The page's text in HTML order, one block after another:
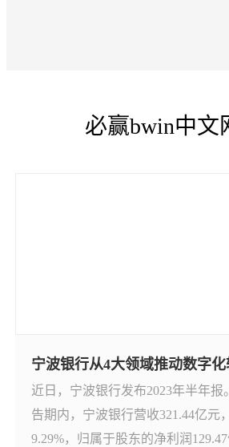
必赢bwin中文
宁波银行从4大领域推动数字
近日，宁波银行发布2023年半年报
告期内，宁波银行营收321.44亿元
9.29%，归属于股东的净利润